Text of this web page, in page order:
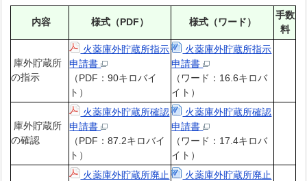
内容 様式（PDF） 様式（ワード）
手数
料
庫外貯蔵所
の指示
火薬庫外貯蔵所指示
申請書
（PDF：90キロバイ
ト）
火薬庫外貯蔵所指示
申請書
（ワード：16.6キロバ
イト）
庫外貯蔵所
の確認
火薬庫外貯蔵所確認
申請書
（PDF：87.2キロバイ
ト）
火薬庫外貯蔵所確認
申請書
（ワード：17.4キロバ
イト）
火薬庫外貯蔵所廃止
火薬庫外貯蔵所廃止